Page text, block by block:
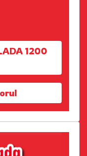
1200